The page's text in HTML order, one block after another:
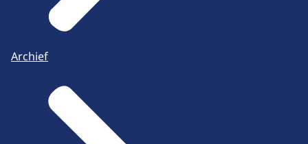
Archief